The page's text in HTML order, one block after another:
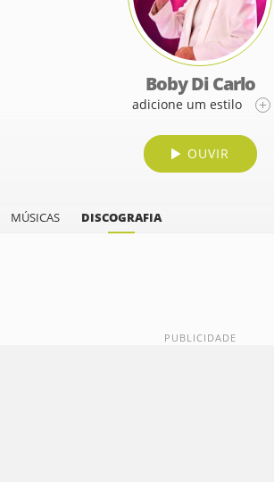
Boby Di Carlo
adicione um estilo
OUVIR
MÚSICAS DISCOGRAFIA